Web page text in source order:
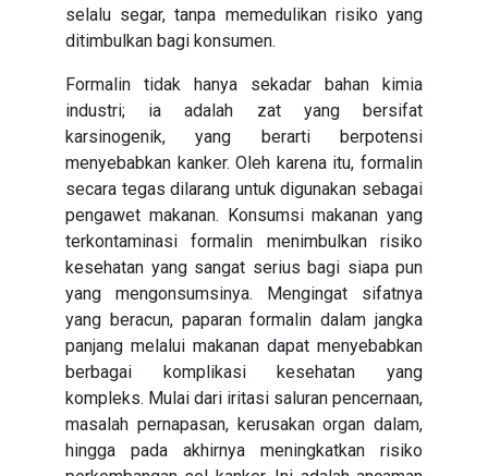
selalu segar, tanpa memedulikan risiko yang
ditimbulkan bagi konsumen.
Formalin tidak hanya sekadar bahan kimia
industri; ia adalah zat yang bersifat
karsinogenik, yang berarti berpotensi
menyebabkan kanker. Oleh karena itu, formalin
secara tegas dilarang untuk digunakan sebagai
pengawet makanan. Konsumsi makanan yang
terkontaminasi formalin menimbulkan risiko
kesehatan yang sangat serius bagi siapa pun
yang mengonsumsinya. Mengingat sifatnya
yang beracun, paparan formalin dalam jangka
panjang melalui makanan dapat menyebabkan
berbagai komplikasi kesehatan yang
kompleks. Mulai dari iritasi saluran pencernaan,
masalah pernapasan, kerusakan organ dalam,
hingga pada akhirnya meningkatkan risiko